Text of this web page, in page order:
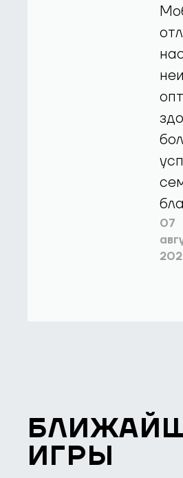
07
ИГРЫ